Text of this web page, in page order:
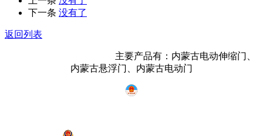
下一条 没有了
返回列表
主要产品有：内蒙古电动伸缩门、
内蒙古悬浮门、内蒙古电动门